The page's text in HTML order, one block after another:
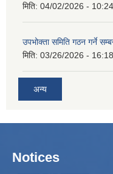
मिति: 04/02/2026 - 10:24
उपभोक्ता समिति गठन गर्ने
मिति: 03/26/2026 - 16:18
अन्य
Notices